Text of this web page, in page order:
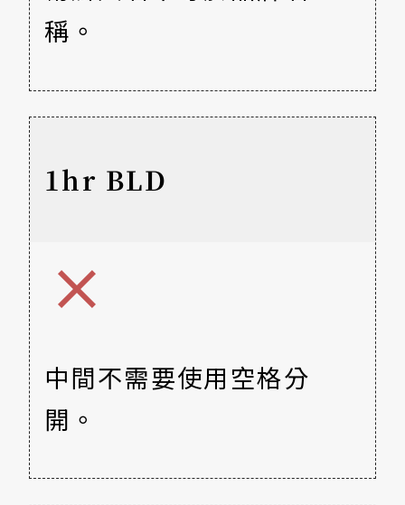
稱。
1hr BLD
中間不需要使用空格分
開。